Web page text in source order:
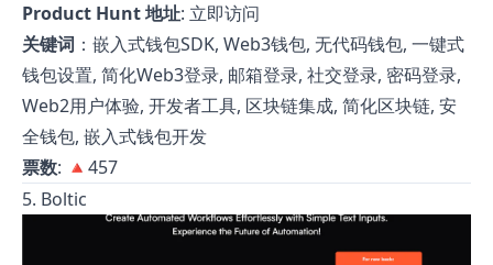
Product Hunt 地址: 立即访问
关键词 ：嵌入式钱包SDK, Web3钱包, 无代码钱包, 一键式
钱包设置, 简化Web3登录, 邮箱登录, 社交登录, 密码登录,
Web2用户体验, 开发者工具, 区块链集成, 简化区块链, 安
全钱包, 嵌入式钱包开发
票数: 🔺457
5. Boltic